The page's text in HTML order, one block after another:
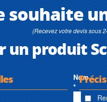
souhaite
(Recevez votre devis sous
un produit
Nom
*